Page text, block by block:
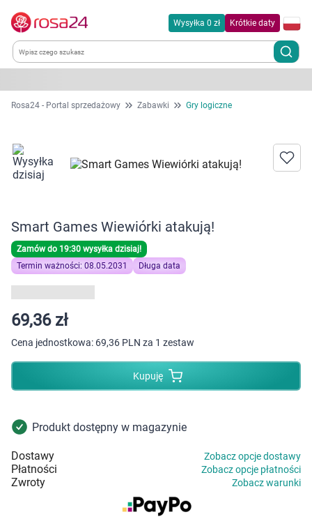
Wysyłka 0 zł Krótkie daty
Kategorie
Dla zwierząt
Zdrowie
Kobieta w ciąży i mama
Dziecko
Higiena
Kosmetyki
Mężczyzna
Zdrowy styl życia
Rosa24 - Portal sprzedażowy Zabawki Gry logiczne
Smart Games Wiewiórki atakują!
Zamów do 19:30 wysyłka dzisiaj!
Termin ważności: 08.05.2031
Długa data
69,36 zł
Cena jednostkowa: 69,36 PLN za 1 zestaw
Kupuję
Produkt dostępny w magazynie
Dostawy Zobacz opcje dostawy
Płatności Zobacz opcje płatności
Zwroty Zobacz warunki